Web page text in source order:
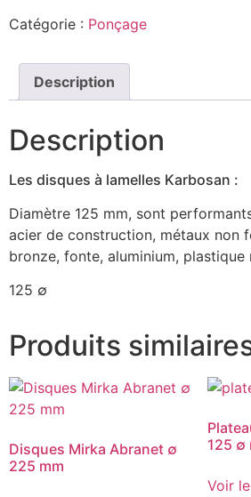
Catégorie : Ponçage
Description
Description
Les disques à lamelles Karbosan :
Diamètre 125 mm, sont
acier de construction, métaux non
bronze, fonte, aluminium,
125 ∅
Produits
Disques Mirka Abranet ∅
225 mm
125 ∅
Voir